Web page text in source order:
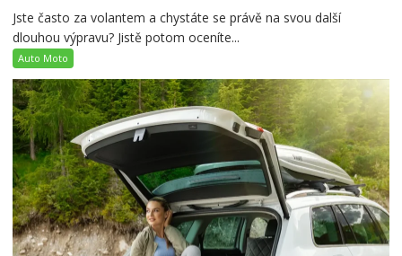
Jste často za volantem a chystáte se právě na svou další
dlouhou výpravu? Jistě potom oceníte...
Auto Moto